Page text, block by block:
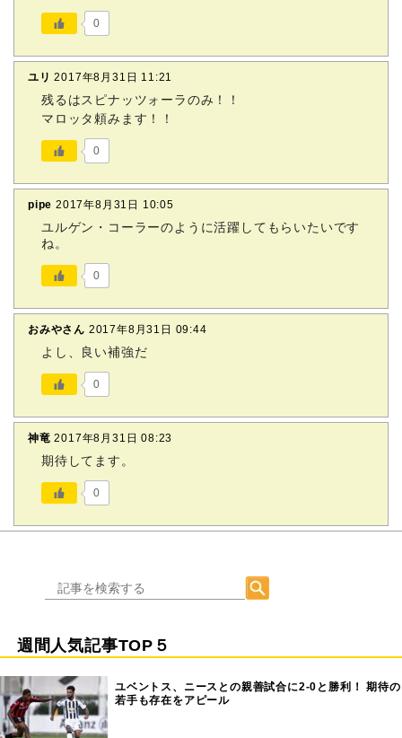
0
ユリ 2017年8月31日 11:21
残るはスピナッツォーラのみ！！
マロッタ頼みます！！
0
pipe 2017年8月31日 10:05
ユルゲン・コーラーのように活躍してもらいたいです
ね。
0
おみやさん 2017年8月31日 09:44
よし、良い補強だ
0
神竜 2017年8月31日 08:23
期待してます。
0
週間人気記事TOP５
ユベントス、ニースとの親善試合に2-0と勝利！ 期待の
若手も存在をアピール